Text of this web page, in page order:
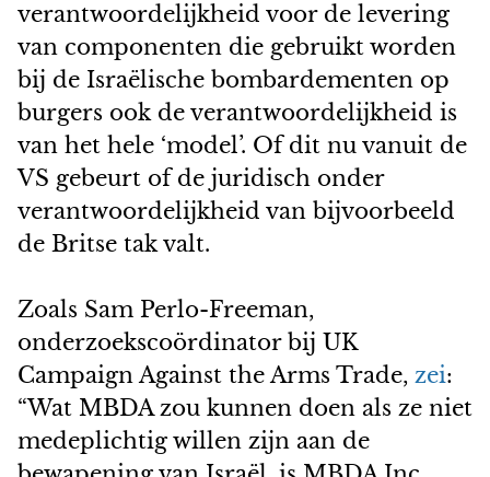
verantwoordelijkheid voor de levering
van componenten die gebruikt worden
bij de Israëlische bombardementen op
burgers ook de verantwoordelijkheid is
van het hele ‘model’. Of dit nu vanuit de
VS gebeurt of de juridisch onder
verantwoordelijkheid van bijvoorbeeld
de Britse tak valt.
Zoals Sam Perlo-Freeman,
onderzoekscoördinator bij UK
Campaign Against the Arms Trade, zei:
“Wat MBDA zou kunnen doen als ze niet
medeplichtig willen zijn aan de